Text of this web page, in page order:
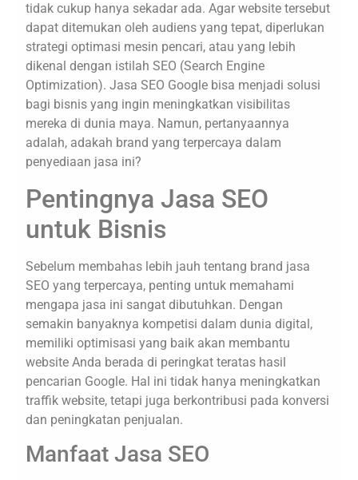
tidak cukup hanya sekadar ada. Agar website tersebut
dapat ditemukan oleh audiens yang tepat, diperlukan
strategi optimasi mesin pencari, atau yang lebih
dikenal dengan istilah SEO (Search Engine
Optimization). Jasa SEO Google bisa menjadi solusi
bagi bisnis yang ingin meningkatkan visibilitas
mereka di dunia maya. Namun, pertanyaannya
adalah, adakah brand yang terpercaya dalam
penyediaan jasa ini?
Pentingnya Jasa SEO
untuk Bisnis
Sebelum membahas lebih jauh tentang brand jasa
SEO yang terpercaya, penting untuk memahami
mengapa jasa ini sangat dibutuhkan. Dengan
semakin banyaknya kompetisi dalam dunia digital,
memiliki optimisasi yang baik akan membantu
website Anda berada di peringkat teratas hasil
pencarian Google. Hal ini tidak hanya meningkatkan
traffik website, tetapi juga berkontribusi pada konversi
dan peningkatan penjualan.
Manfaat Jasa SEO